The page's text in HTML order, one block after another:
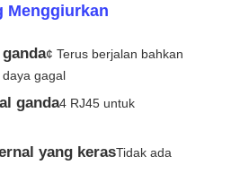
Menggiurkan
¢ Terus berjalan bahkan
gagal
ganda4 RJ45 untuk
yang kerasTidak ada